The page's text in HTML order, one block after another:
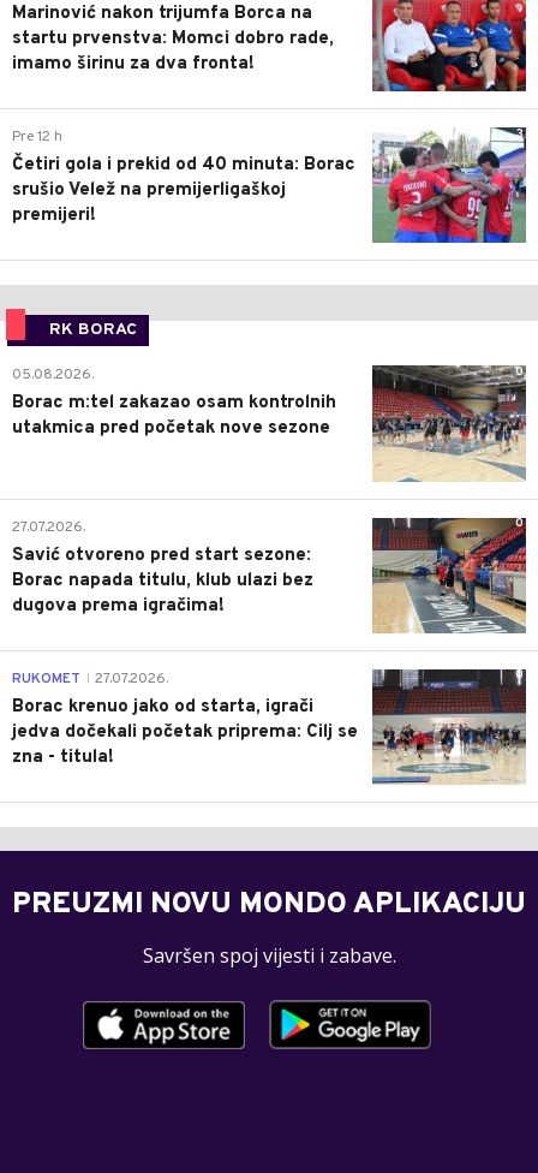
Marinović nakon trijumfa Borca na
startu prvenstva: Momci dobro rade,
imamo širinu za dva fronta!
3
Pre 12 h
Četiri gola i prekid od 40 minuta: Borac
srušio Velež na premijerligaškoj
premijeri!
RK BORAC
0
05.08.2026.
Borac m:tel zakazao osam kontrolnih
utakmica pred početak nove sezone
0
27.07.2026.
Savić otvoreno pred start sezone:
Borac napada titulu, klub ulazi bez
dugova prema igračima!
0
RUKOMET 27.07.2026.
Borac krenuo jako od starta, igrači
jedva dočekali početak priprema: Cilj se
zna - titula!
PREUZMI NOVU MONDO APLIKACIJU
Savršen spoj vijesti i zabave.